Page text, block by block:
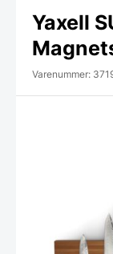
Yaxell
Varenummer: